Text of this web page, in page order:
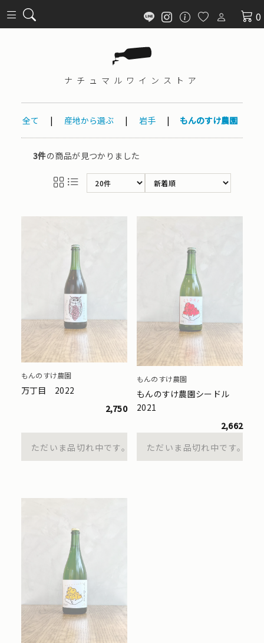
0
ナチュマル ワインストア
全て | 産地から選ぶ | 岩手 | もんのすけ農園
3件の商品が見つかりました
もんのすけ農園
万丁目 2022
2,750
ただいま品切れ中です。
もんのすけ農園
もんのすけ農園シードル
2021
2,662
ただいま品切れ中です。